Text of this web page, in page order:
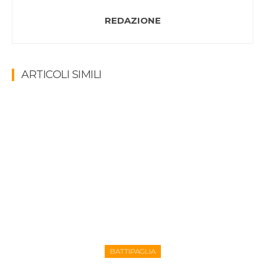
REDAZIONE
ARTICOLI SIMILI
BATTIPAGLIA